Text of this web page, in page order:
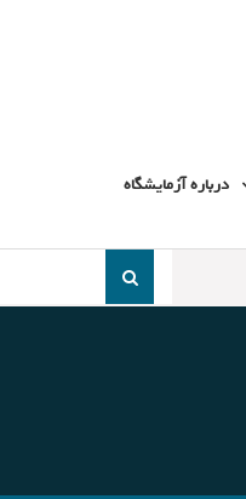
درباره آزمایشگاه
جست